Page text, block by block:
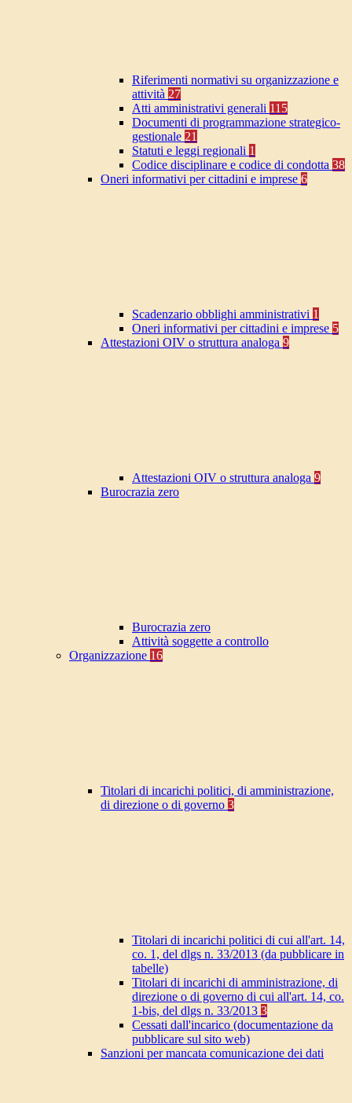
Riferimenti normativi su organizzazione e
attività 27
Atti amministrativi generali 115
Documenti di programmazione strategico-
gestionale 21
Statuti e leggi regionali 1
Codice disciplinare e codice di condotta 38
Oneri informativi per cittadini e imprese 6
Scadenzario obblighi amministrativi 1
Oneri informativi per cittadini e imprese 5
Attestazioni OIV o struttura analoga 9
Attestazioni OIV o struttura analoga 9
Burocrazia zero
Burocrazia zero
Attività soggette a controllo
Organizzazione 16
Titolari di incarichi politici, di amministrazione,
di direzione o di governo 3
Titolari di incarichi politici di cui all'art. 14,
co. 1, del dlgs n. 33/2013 (da pubblicare in
tabelle)
Titolari di incarichi di amministrazione, di
direzione o di governo di cui all'art. 14, co.
1-bis, del dlgs n. 33/2013 3
Cessati dall'incarico (documentazione da
pubblicare sul sito web)
Sanzioni per mancata comunicazione dei dati